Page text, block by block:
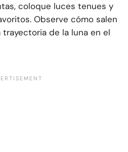
coloque luces tenues y
Observe cómo salen
de la luna en el